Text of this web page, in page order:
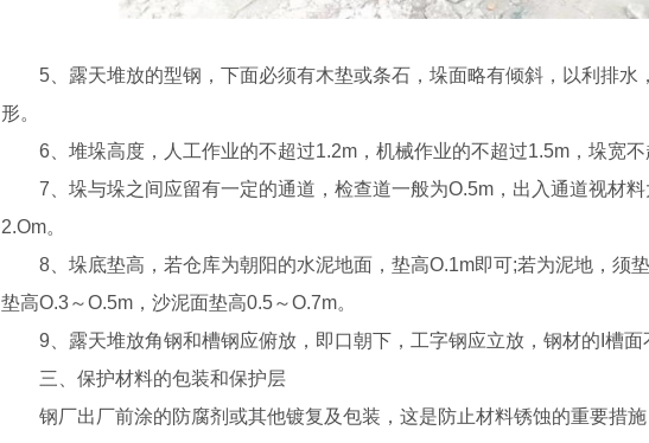
5、露天堆放的型钢，下面必须有木垫或条石，垛面略有倾斜，以利排
形。
6、堆垛高度，人工作业的不超过1.2m，机械作业的不超过1.5m，垛宽不
7、垛与垛之间应留有一定的通道，检查道一般为O.5m，出入通道视材
2.Om。
8、垛底垫高，若仓库为朝阳的水泥地面，垫高O.1m即可;若为泥地，须
垫高O.3～O.5m，沙泥面垫高0.5～O.7m。
9、露天堆放角钢和槽钢应俯放，即口朝下，工字钢应立放，钢材的I槽面
三、保护材料的包装和保护层
钢厂出厂前涂的防腐剂或其他镀复及包装，这是防止材料锈蚀的重要措